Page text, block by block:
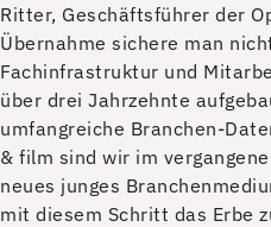
Ritter, Geschäftsführer der
Übernahme sichere man
Fachinfrastruktur und
über drei Jahrzehnte
umfangreiche Branchen-
& film sind wir im
neues junges
mit diesem Schritt das Erbe